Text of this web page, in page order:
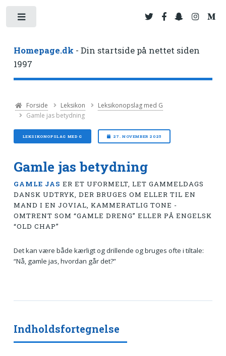
Homepage.dk - Din startside på nettet siden
1997
Forside Leksikon
Leksikonopslag med G
Gamle jas betydning
LEKSIKONOPSLAG MED G 27. NOVEMBER 2025
Gamle jas betydning
GAMLE JAS ER ET UFORMELT, LET GAMMELDAGS
DANSK UDTRYK, DER BRUGES OM ELLER TIL EN
MAND I EN JOVIAL, KAMMERATLIG TONE -
OMTRENT SOM “GAMLE DRENG” ELLER PÅ ENGELSK
“OLD CHAP”
Det kan være både kærligt og drillende og bruges ofte i tiltale:
“Nå, gamle jas, hvordan går det?”
Indholdsfortegnelse